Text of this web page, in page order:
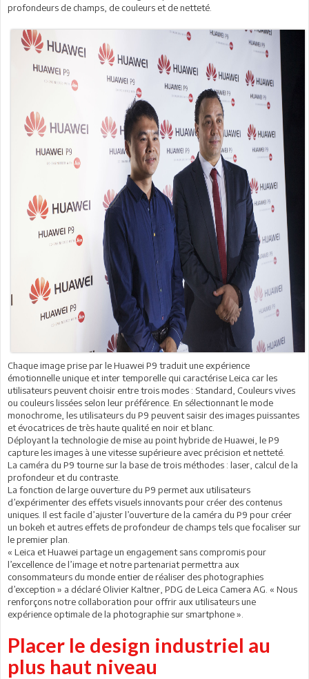
profondeurs de champs, de couleurs et de netteté.
Chaque image prise par le Huawei P9 traduit une expérience
émotionnelle unique et inter temporelle qui caractérise Leica car les
utilisateurs peuvent choisir entre trois modes : Standard, Couleurs vives
ou couleurs lissées selon leur préférence. En sélectionnant le mode
monochrome, les utilisateurs du P9 peuvent saisir des images puissantes
et évocatrices de très haute qualité en noir et blanc.
Déployant la technologie de mise au point hybride de Huawei, le P9
capture les images à une vitesse supérieure avec précision et netteté.
La caméra du P9 tourne sur la base de trois méthodes : laser, calcul de la
profondeur et du contraste.
La fonction de large ouverture du P9 permet aux utilisateurs
d’expérimenter des effets visuels innovants pour créer des contenus
uniques. Il est facile d’ajuster l’ouverture de la caméra du P9 pour créer
un bokeh et autres effets de profondeur de champs tels que focaliser sur
le premier plan.
« Leica et Huawei partage un engagement sans compromis pour
l’excellence de l’image et notre partenariat permettra aux
consommateurs du monde entier de réaliser des photographies
d’exception » a déclaré Olivier Kaltner, PDG de Leica Camera AG. « Nous
renforçons notre collaboration pour offrir aux utilisateurs une
expérience optimale de la photographie sur smartphone ».
Placer le design industriel au
plus haut niveau